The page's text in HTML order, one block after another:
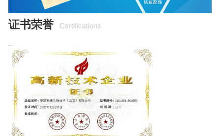
证书荣誉 Certifications